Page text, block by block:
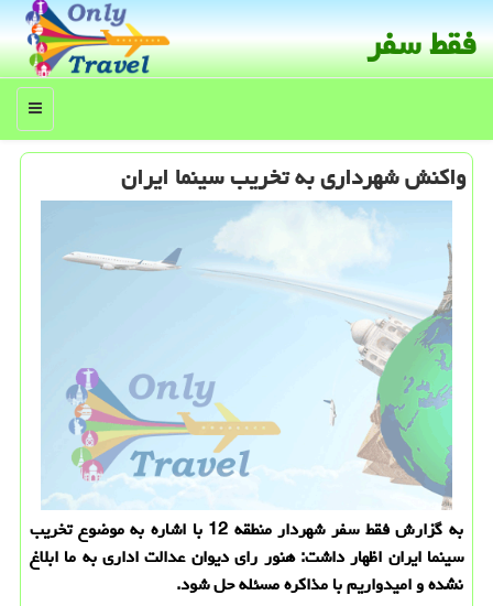
فقط سفر
منو
واكنش شهرداری به تخریب سینما ایران
به گزارش فقط سفر شهردار منطقه 12 با اشاره به موضوع تخریب
سینما ایران اظهار داشت: هنور رای دیوان عدالت اداری به ما ابلاغ
نشده و امیدواریم با مذاکره مسئله حل شود.